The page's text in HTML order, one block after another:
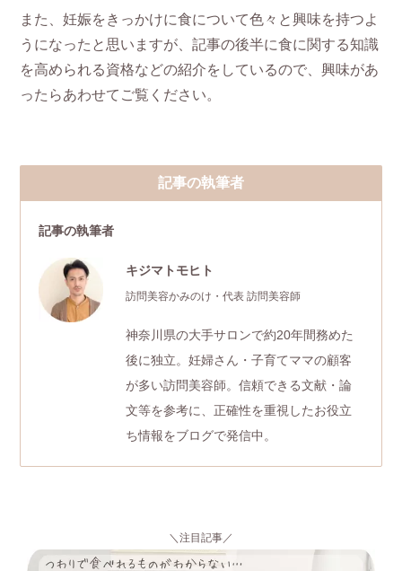
また、妊娠をきっかけに食について色々と興味を持つよ
うになったと思いますが、記事の後半に食に関する知識
を高められる資格などの紹介をしているので、興味があ
ったらあわせてご覧ください。
記事の執筆者
記事の執筆者
キジマトモヒト
訪問美容かみのけ・代表 訪問美容師
神奈川県の大手サロンで約20年間務めた
後に独立。妊婦さん・子育てママの顧客
が多い訪問美容師。信頼できる文献・論
文等を参考に、正確性を重視したお役立
ち情報をブログで発信中。
＼注目記事／